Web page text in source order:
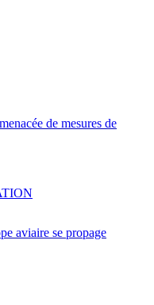
de mesures de
aviaire se propage